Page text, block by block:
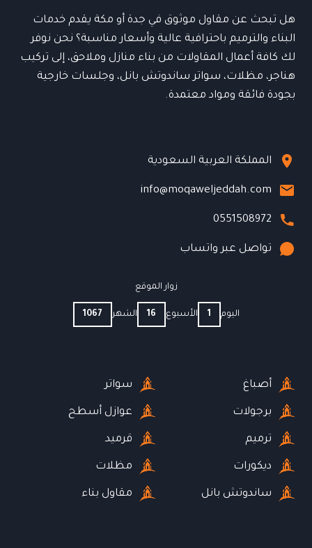
هل تبحث عن مقاول موثوق في جدة أو مكة يقدم خدمات
البناء والترميم باحترافية عالية وأسعار مناسبة؟ نحن نوفر
لك كافة أعمال المقاولات من بناء منازل وملاحق، إلى تركيب
هناجر، مظلات، سواتر ساندوتش بانل، وجلسات خارجية
بجودة فائقة ومواد معتمدة.
المملكة العربية السعودية
info@moqaweljeddah.com
0551508972
تواصل عبر واتساب
زوار الموقع
اليوم 1 الأسبوع 16 الشهر 1067
أصباغ
برجولات
ترميم
ديكورات
ساندوتش بانل
سواتر
عوازل أسطح
قرميد
مظلات
مقاول بناء